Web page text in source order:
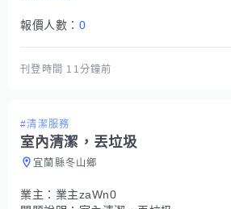
報價人數： 0
刊登時間 11分鐘前
#清潔服務
室內清潔，丟垃圾
宜蘭縣冬山鄉
業主： 業主zaWn0